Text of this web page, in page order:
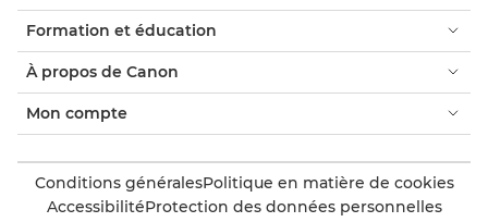
Formation et éducation
À propos de Canon
Mon compte
Conditions généralesPolitique en matière de cookies
AccessibilitéProtection des données personnelles